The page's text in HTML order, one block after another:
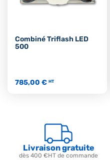
Combiné Triflash LED
500
785,00 € HT
Livraison gratuite
dès 400 €HT de commande